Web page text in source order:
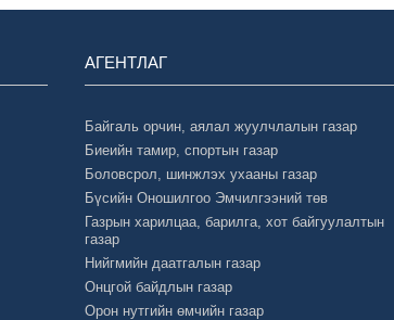
АГЕНТЛАГ
Байгаль орчин, аялал жуулчлалын газар
Биеийн тамир, спортын газар
Боловсрол, шинжлэх ухааны газар
Бүсийн Оношилгоо Эмчилгээний төв
Газрын харилцаа, барилга, хот байгуулалтын
газар
Нийгмийн даатгалын газар
Онцгой байдлын газар
Орон нутгийн өмчийн газар